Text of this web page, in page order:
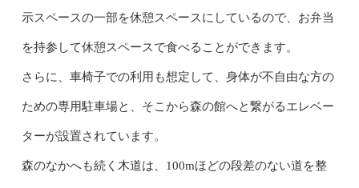
示スペースの一部を休憩スペースにしているので、お弁当
を持参して休憩スペースで食べることができます。
さらに、車椅子での利用も想定して、身体が不自由な方の
ための専用駐車場と、そこから森の館へと繋がるエレベー
ターが設置されています。
森のなかへも続く木道は、100mほどの段差のない道を整